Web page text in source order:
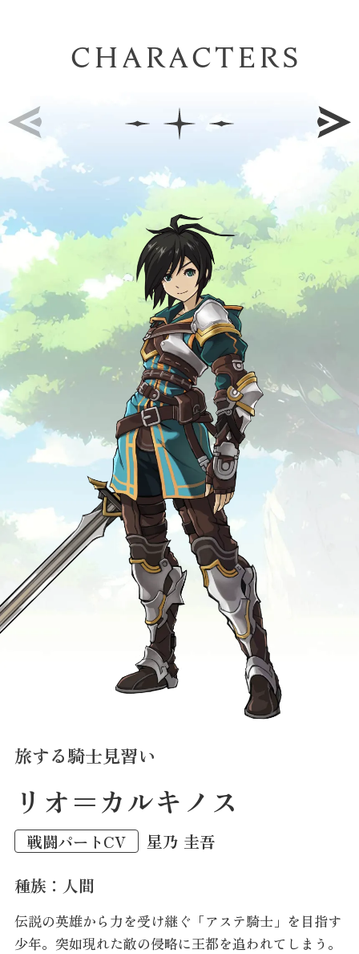
CHARACTERS
旅する騎士見習い
リオ＝カルキノス
戦闘パートCV
星乃 圭吾
種族：人間
伝説の英雄から力を受け継ぐ「アステ騎士」を目指す
少年。 突如現れた敵の侵略に王都を追われてしまう。
不明瞭な同伴者
アル
戦闘パートCV
華山 あかり
種族：亜人
なぜかリオの旅についてくる亜人の少女。プライドが
高く、仲間たちと衝突してしまうことも。多くを語ら
青鋒の騎士
ルーカス＝ニザーム
戦闘パートCV
西山 慎哉
種族：人間
共に旅をするアステ騎士の青年。 リオの幼馴染で幼い
頃から振り回されていた。真面目で冷静な判断力を持
木漏れ日の少女
ルナリア＝シャウザー
戦闘パートCV
上高 涼楓
種族：人間？
木こりの父を持つあどけない少女。 母譲りの膨大な魔
力を持ち、彼女の残した形見の帽子を常にかぶってい
元・豪傑の盾
ベギウス＝シャウザー
戦闘パートCV
櫻井 皓基
種族：人間
辺境の地で娘と共に静かに暮らしている大柄な男。無
口で頑固そうに見えるが、家族に対してはとても甘
枷をかけた亜人
ディノ
戦闘パートCV
吉田 拓真
種族：亜人
鉱山で働く亜人の青年。労働を強いられている仲間た
ちを鼓舞するムードメーカー。面倒見がよい兄貴分だ